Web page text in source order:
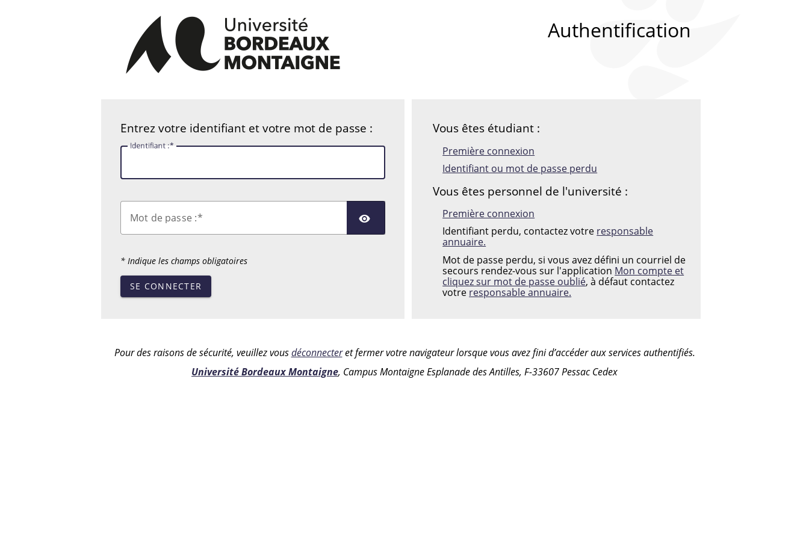
Authentification
Entrez votre identifiant et votre mot de passe :
Identifiant :
Mot de passe : AFFICHER LE MOT DE PASSE
* Indique les champs obligatoires
SE CONNECTER
Vous êtes étudiant :
Première connexion
Identifiant ou mot de passe perdu
Vous êtes personnel de l'université :
Première connexion
Identifiant perdu, contactez votre responsable
annuaire.
Mot de passe perdu, si vous avez défini un courriel de
secours rendez-vous sur l'application Mon compte et
cliquez sur mot de passe oublié, à défaut contactez
votre responsable annuaire.
Pour des raisons de sécurité, veuillez vousdéconnecteret fermer votre navigateur lorsque vous avez fini d’accéder aux services authentifiés.
Université Bordeaux Montaigne, Campus Montaigne Esplanade des Antilles, F-33607 Pessac Cedex